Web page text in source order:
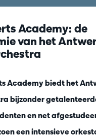
Academy: de
van het
Academy biedt het
bijzonder
en net
een intensieve